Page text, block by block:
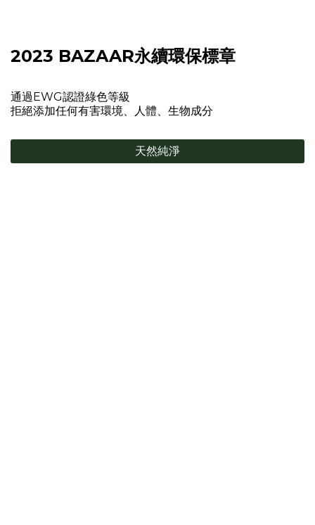
2023 BAZAAR永續環保標章
通過EWG認證綠色等級
拒絕添加任何有害環境、人體、生物成分
天然純淨